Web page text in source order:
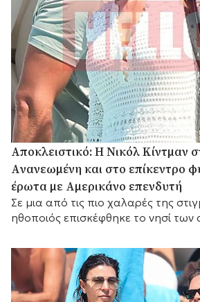
Αποκλειστικό: Η Νικόλ Κίντμαν
Aνανεωμένη και στο επίκεντρο
έρωτα με Αμερικάνο επενδυτή
Σε μια από τις πιο χαλαρές της
ηθοποιός επισκέφθηκε το νησί των
καλλιτέχνη Μάρκο Περέγκο.